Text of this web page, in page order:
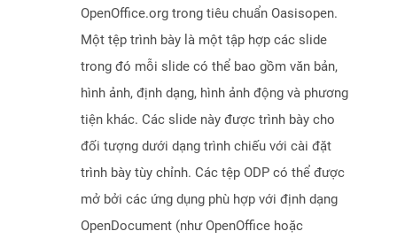
OpenOffice.org trong tiêu chuẩn Oasisopen.
Một tệp trình bày là một tập hợp các slide
trong đó mỗi slide có thể bao gồm văn bản,
hình ảnh, định dạng, hình ảnh động và phương
tiện khác. Các slide này được trình bày cho
đối tượng dưới dạng trình chiếu với cài đặt
trình bày tùy chỉnh. Các tệp ODP có thể được
mở bởi các ứng dụng phù hợp với định dạng
OpenDocument (như OpenOffice hoặc